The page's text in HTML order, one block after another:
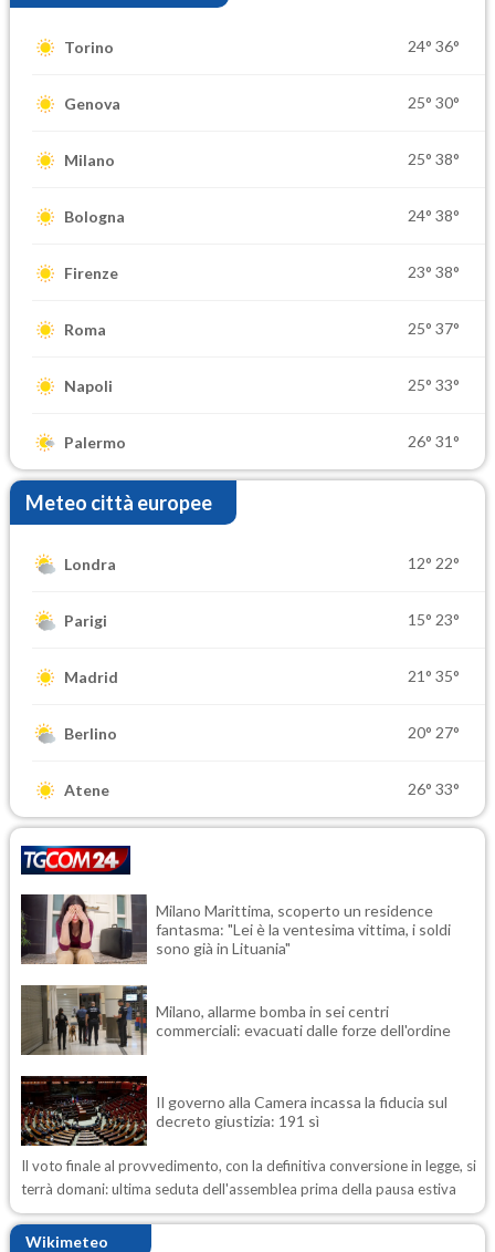
Torino 24° 36°
Genova 25° 30°
Milano 25° 38°
Bologna 24° 38°
Firenze 23° 38°
Roma 25° 37°
Napoli 25° 33°
Palermo 26° 31°
Meteo città europee
Londra 12° 22°
Parigi 15° 23°
Madrid 21° 35°
Berlino 20° 27°
Atene 26° 33°
Milano Marittima, scoperto un residence
fantasma: "Lei è la ventesima vittima, i soldi
sono già in Lituania"
Milano, allarme bomba in sei centri
commerciali: evacuati dalle forze dell'ordine
Il governo alla Camera incassa la fiducia sul
decreto giustizia: 191 sì
Il voto finale al provvedimento, con la definitiva conversione in legge, si
terrà domani: ultima seduta dell'assemblea prima della pausa estiva
Wikimeteo